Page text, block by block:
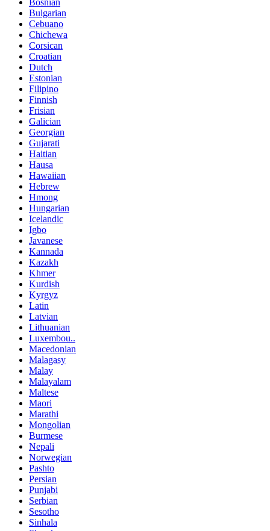
Bulgarian
Cebuano
Chichewa
Corsican
Croatian
Dutch
Estonian
Filipino
Finnish
Frisian
Galician
Georgian
Gujarati
Haitian
Hausa
Hawaiian
Hebrew
Hmong
Hungarian
Icelandic
Igbo
Javanese
Kannada
Kazakh
Khmer
Kurdish
Kyrgyz
Latin
Latvian
Lithuanian
Luxembou..
Macedonian
Malagasy
Malay
Malayalam
Maltese
Maori
Marathi
Mongolian
Burmese
Nepali
Norwegian
Pashto
Persian
Punjabi
Serbian
Sesotho
Sinhala